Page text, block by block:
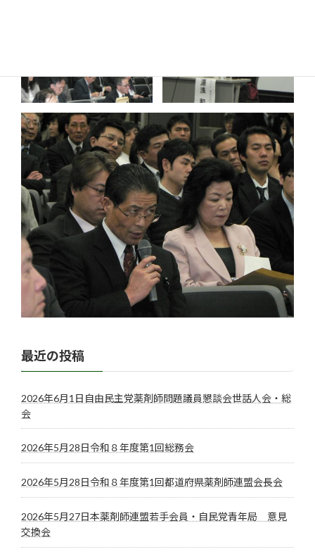
最近の投稿
2026年6月1日自由民主党薬剤師問題議員懇談会世話人会・総
会
2026年5月28日令和８年度第1回総務会
2026年5月28日令和８年度第1回都道府県薬剤師連盟会長会
2026年5月27日本薬剤師連盟若手会員・自民党青年局 意見
交換会